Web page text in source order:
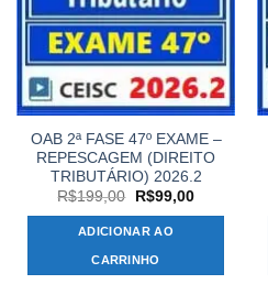
OAB 2ª FASE 47º EXAME –
REPESCAGEM (DIREITO
TRIBUTÁRIO) 2026.2
R$199,00
O
original
era:
R$199,00.
R$99,00O
ADICIONAR AO
CARRINHO